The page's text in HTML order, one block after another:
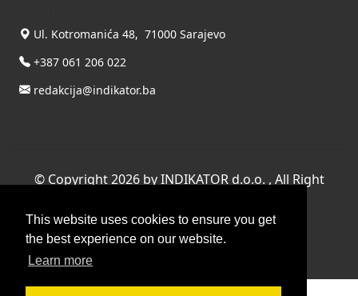
This website uses cookies to ensure you get
the best experience on our website.
Learn more
Ul. Kotromanića 48, 71000 Sarajevo
+387 061 206 022
redakcija@indikator.ba
© Copyright 2026 by INDIKATOR d.o.o. , All Right
Terms Of Use|Privacy Statement
Powered by THYME SYSTEMS doo